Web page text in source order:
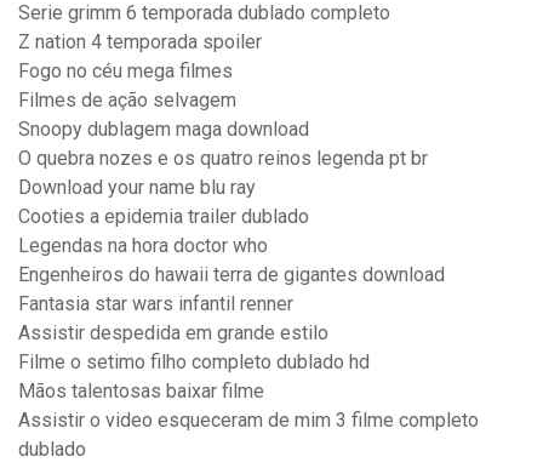
Serie grimm 6 temporada dublado completo
Z nation 4 temporada spoiler
Fogo no céu mega filmes
Filmes de ação selvagem
Snoopy dublagem maga download
O quebra nozes e os quatro reinos legenda pt br
Download your name blu ray
Cooties a epidemia trailer dublado
Legendas na hora doctor who
Engenheiros do hawaii terra de gigantes download
Fantasia star wars infantil renner
Assistir despedida em grande estilo
Filme o setimo filho completo dublado hd
Mãos talentosas baixar filme
Assistir o video esqueceram de mim 3 filme completo
dublado